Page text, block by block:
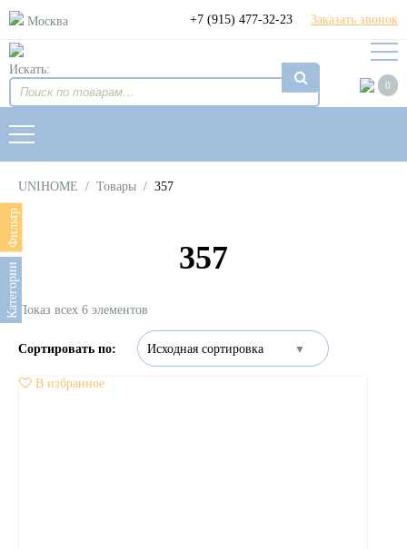
Москва +7 (915) 477-32-23 Заказать звонок
Искать:
0
UNIHOME / Товары / 357
Фильтр
Категории
357
Показ всех 6 элементов
В избранное